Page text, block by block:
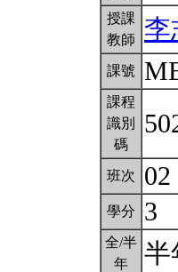
授課
教師
李
課號
課程
識別
碼
班次 02
學分 3
全/半
年
半